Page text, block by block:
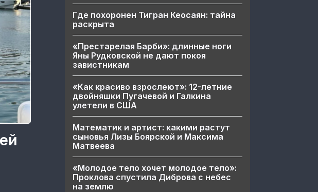
Где похоронен Тигран Кеосаян: тайна
раскрыта
«Престарелая Барби»: длинные ноги
Яны Рудковской не дают покоя
завистникам
«Как красиво взрослеют»: 12-летние
двойняшки Пугачевой и Галкина
улетели в США
Математик и артист: какими растут
сыновья Лизы Боярской и Максима
Матвеева
«Молодое тело хочет молодое тело»:
Проклова спустила Диброва с небес
на землю